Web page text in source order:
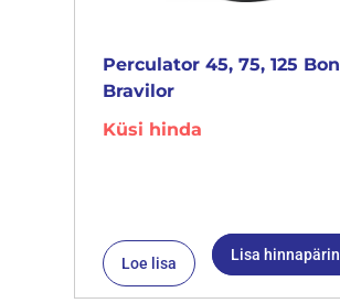
Perculator 45, 75, 125
Bravilor
Küsi hinda
Loe lisa Lisa